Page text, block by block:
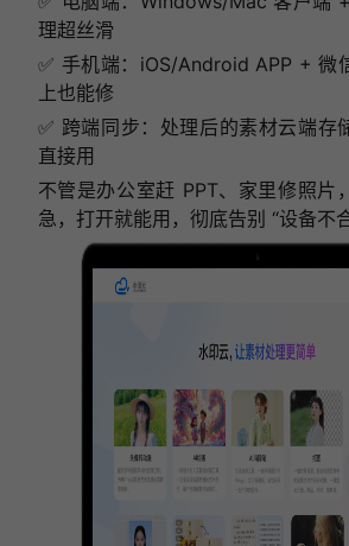
理超丝滑
✅ 手机端：iOS/Android APP + 微
上也能修
✅ 跨端同步：处理后的素材云端存
直接用
不管是办公室赶 PPT、家里修照片
急，打开就能用，彻底告别 “设备不